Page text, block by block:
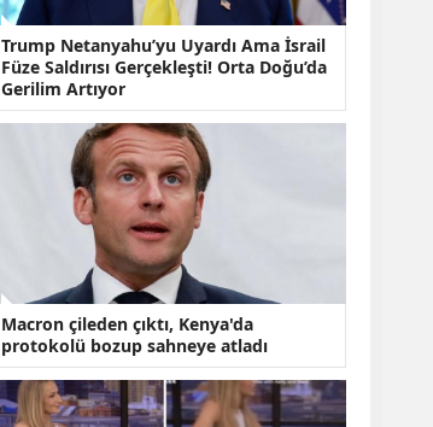
Emekli Maaşlarında
Temmuz Hesabı:
Zam Oranı ve Taban
Aylık İçin Yeni
Trump Netanyahu’yu Uyardı Ama İsrail
Füze Saldırısı Gerçekleşti! Orta Doğu’da
Gerilim Artıyor
Macron çileden çıktı, Kenya'da
protokolü bozup sahneye atladı